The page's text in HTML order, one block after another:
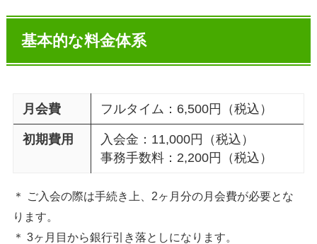
基本的な料金体系
月会費 フルタイム：6,500円（税込）
初期費用
入会金：11,000円（税込）
事務手数料：2,200円（税込）
＊ ご入会の際は手続き上、2ヶ月分の月会費が必要とな
ります。
＊ 3ヶ月目から銀行引き落としになります。